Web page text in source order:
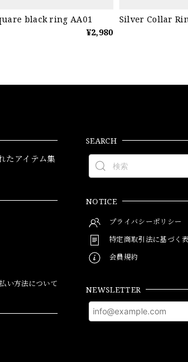
black ring AA01
¥2,980
Silver Collar
たアイテム集
い方法について
SEARCH
NOTICE
プライバシーポリシー
特定商取引法に基づく
会員規約
NEWSLETTER